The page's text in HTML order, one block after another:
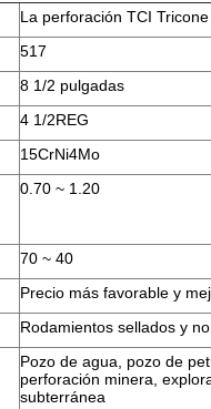
La perforación TCI Tricone
517
8 1/2 pulgadas
4 1/2REG
15CrNi4Mo
0.70 ~ 1.20
70 ~ 40
Precio más favorable y
Rodamientos sellados y
Pozo de agua, pozo de
perforación minera,
subterránea